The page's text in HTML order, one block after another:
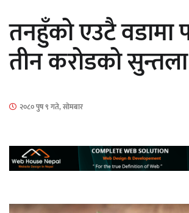
सार्वजनिक
तनहुँको एउटै
तीन करोडको सुन्तला
२०८० पुष ९ गते, सोमबार